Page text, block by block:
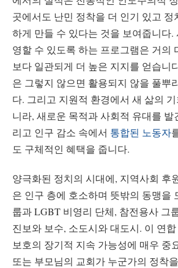
곳에서도 난민 정착을 더 인기 있고 정
하게 만들 수 있다는 것을 보여줍니다.
영할 수 있도록 하는 프로그램은 거의
보다 일관되게 더 높은 지지를 얻습니
은 그렇지 않으면 활용되지 않을 풀뿌
다. 그리고 지원적 환경에서 새 삶의
니라, 새로운 목적과 사회적 유대를 발
리고 인구 감소 속에서 통합된 노동자
도 구체적인 혜택을 줍니다.
양극화된 정치의 시대에, 지역사회 후
은 인구 층에 호소하며 뜻밖의 동맹을
룹과 LGBT 비영리 단체, 참전용사 그
진보와 보수, 소도시와 대도시. 이 연
보호의 장기적 지속 가능성에 매우 중
또는 부모님의 교회가 누군가의 정착